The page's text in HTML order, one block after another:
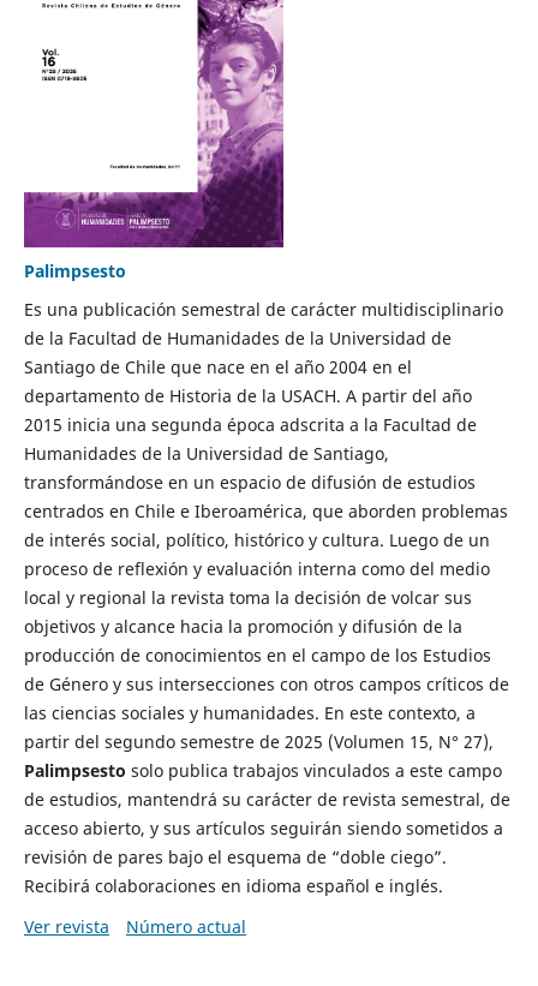
Palimpsesto
Es una publicación semestral de carácter multidisciplinario
de la Facultad de Humanidades de la Universidad de
Santiago de Chile que nace en el año 2004 en el
departamento de Historia de la USACH. A partir del año
2015 inicia una segunda época adscrita a la Facultad de
Humanidades de la Universidad de Santiago,
transformándose en un espacio de difusión de estudios
centrados en Chile e Iberoamérica, que aborden problemas
de interés social, político, histórico y cultura. Luego de un
proceso de reflexión y evaluación interna como del medio
local y regional la revista toma la decisión de volcar sus
objetivos y alcance hacia la promoción y difusión de la
producción de conocimientos en el campo de los Estudios
de Género y sus intersecciones con otros campos críticos de
las ciencias sociales y humanidades. En este contexto, a
partir del segundo semestre de 2025 (Volumen 15, N° 27),
Palimpsesto solo publica trabajos vinculados a este campo
de estudios, mantendrá su carácter de revista semestral, de
acceso abierto, y sus artículos seguirán siendo sometidos a
revisión de pares bajo el esquema de “doble ciego”.
Recibirá colaboraciones en idioma español e inglés.
Ver revista
Número actual